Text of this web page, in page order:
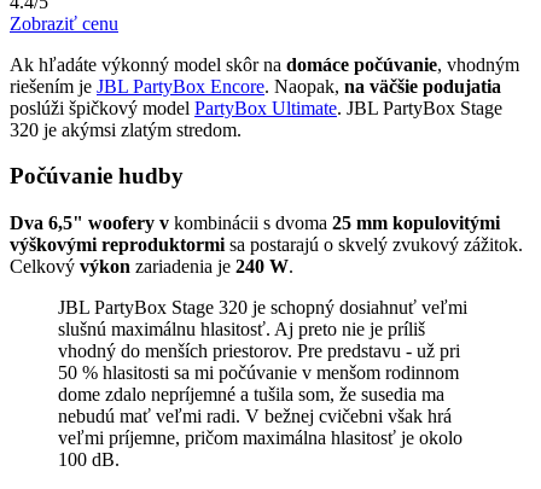
Zobraziť cenu
Ak hľadáte výkonný model skôr na domáce počúvanie, vhodným
riešením je JBL PartyBox Encore. Naopak, na väčšie podujatia
poslúži špičkový model PartyBox Ultimate. JBL PartyBox Stage
320 je akýmsi zlatým stredom.
Počúvanie hudby
Dva 6,5" woofery v kombinácii s dvoma 25 mm kopulovitými
výškovými reproduktormi sa postarajú o skvelý zvukový zážitok.
Celkový výkon zariadenia je 240 W.
JBL PartyBox Stage 320 je schopný dosiahnuť veľmi
slušnú maximálnu hlasitosť. Aj preto nie je príliš
vhodný do menších priestorov. Pre predstavu - už pri
50 % hlasitosti sa mi počúvanie v menšom rodinnom
dome zdalo nepríjemné a tušila som, že susedia ma
nebudú mať veľmi radi. V bežnej cvičebni však hrá
veľmi príjemne, pričom maximálna hlasitosť je okolo
100 dB.